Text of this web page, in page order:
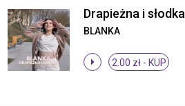
Drapieżna i słodka
BLANKA
2.00 zł - KUP